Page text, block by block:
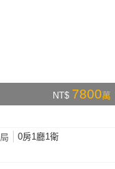
NT$ 7800萬
0房1廳1衛